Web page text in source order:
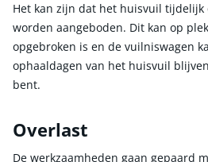
Het kan zijn dat het huisvuil tijdelijk
worden aangeboden. Dit kan op
opgebroken is en de vuilniswagen
ophaaldagen van het huisvuil
bent.
Overlast
De werkzaamheden gaan gepaard